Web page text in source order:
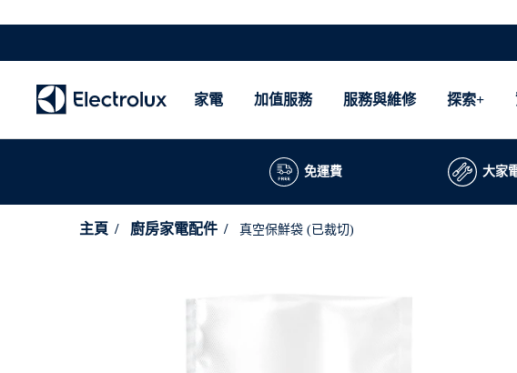
家電 加值服務 服務與維修 探索+
免運費 大家
主頁 廚房家電配件 真空保鮮袋 (已裁切)